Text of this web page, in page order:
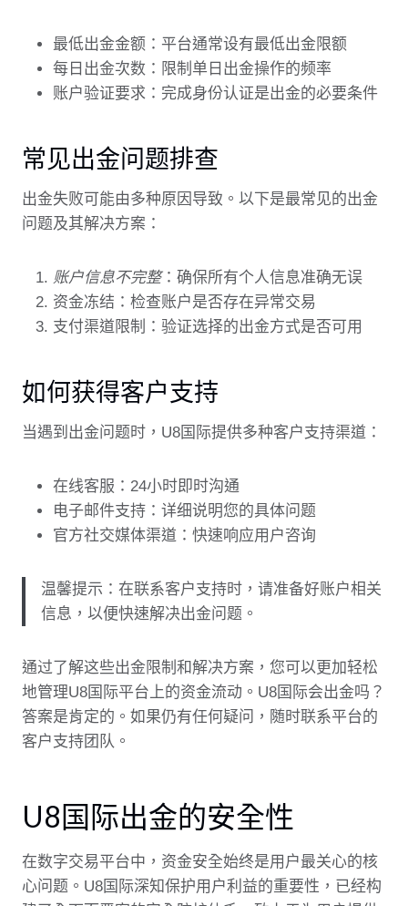
最低出金金额：平台通常设有最低出金限额
每日出金次数：限制单日出金操作的频率
账户验证要求：完成身份认证是出金的必要条件
常见出金问题排查
出金失败可能由多种原因导致。以下是最常见的出金
问题及其解决方案：
账户信息不完整：确保所有个人信息准确无误
资金冻结：检查账户是否存在异常交易
支付渠道限制：验证选择的出金方式是否可用
如何获得客户支持
当遇到出金问题时，U8国际提供多种客户支持渠道：
在线客服：24小时即时沟通
电子邮件支持：详细说明您的具体问题
官方社交媒体渠道：快速响应用户咨询
温馨提示：在联系客户支持时，请准备好账户相关
信息，以便快速解决出金问题。
通过了解这些出金限制和解决方案，您可以更加轻松
地管理U8国际平台上的资金流动。U8国际会出金吗？
答案是肯定的。如果仍有任何疑问，随时联系平台的
客户支持团队。
U8国际出金的安全性
在数字交易平台中，资金安全始终是用户最关心的核
心问题。U8国际深知保护用户利益的重要性，已经构